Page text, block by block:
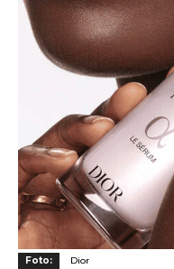
Foto: Dior